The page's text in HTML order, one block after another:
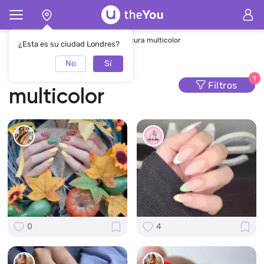
¿Esta es su ciudad Londres?
No Sí
Página de inicio Manicura Manicura multicolor
Manicura
multicolor
Filtros
1
0 4